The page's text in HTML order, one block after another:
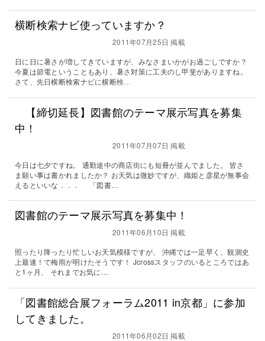
横断検索ナビ使っていますか？
2011年07月25日 掲載
日に日に暑さが増してきていますが、みなさまいかがお過ごしですか？
今夏は節電ということもあり、暑さ対策に工夫のし甲斐がありますね。
さて、先日横断検索ナビに横断検…
【締切延長】図書館のテーマ展示写真を募集
中！
2011年07月07日 掲載
今日は七夕ですね。 通勤途中の商店街にも短冊が並んでました。 皆さ
ま願い事は書かれましたか？ お天気は微妙ですが、織姫と彦星が無事会
えるといいな．．． 「図書…
図書館のテーマ展示写真を募集中！
2011年06月10日 掲載
照ったり降ったり忙しいお天気模様ですが、 沖縄では一足早く、観測史
上最速！で梅雨が明けたそうです！ Jcrossスタッフのいるところではあ
と1ヶ月、 それまでお気に…
「図書館総合展フォーラム2011 in京都」に参加
してきました。
2011年06月02日 掲載